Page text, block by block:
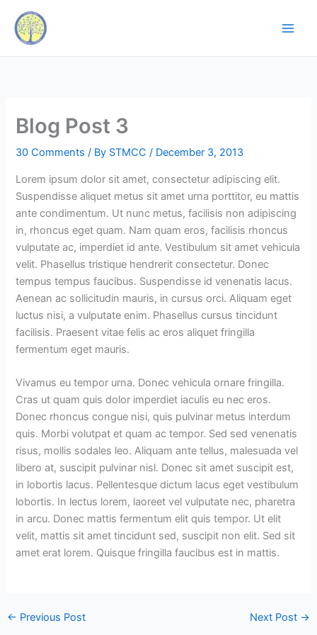
content
Blog Post 3
30 Comments / By STMCC/ December 3, 2013
Lorem ipsum dolor sit amet, consectetur adipiscing elit.
Suspendisse aliquet metus sit amet urna porttitor, eu mattis
ante condimentum. Ut nunc metus, facilisis non adipiscing
in, rhoncus eget quam. Nam quam eros, facilisis rhoncus
vulputate ac, imperdiet id ante. Vestibulum sit amet vehicula
velit. Phasellus tristique hendrerit consectetur. Donec
tempus tempus faucibus. Suspendisse id venenatis lacus.
Aenean ac sollicitudin mauris, in cursus orci. Aliquam eget
luctus nisi, a vulputate enim. Phasellus cursus tincidunt
facilisis. Praesent vitae felis ac eros aliquet fringilla
fermentum eget mauris.
Vivamus eu tempor urna. Donec vehicula ornare fringilla.
Cras ut quam quis dolor imperdiet iaculis eu nec eros.
Donec rhoncus congue nisi, quis pulvinar metus interdum
quis. Morbi volutpat et quam ac tempor. Sed sed venenatis
risus, mollis sodales leo. Aliquam ante tellus, malesuada vel
libero at, suscipit pulvinar nisl. Donec sit amet suscipit est,
in lobortis lacus. Pellentesque dictum lacus eget vestibulum
lobortis. In lectus lorem, laoreet vel vulputate nec, pharetra
in arcu. Donec mattis fermentum elit quis tempor. Ut elit
velit, mattis sit amet tincidunt sed, suscipit non elit. Sed sit
amet erat lorem. Quisque fringilla faucibus est in mattis.
← Previous Post Next Post →